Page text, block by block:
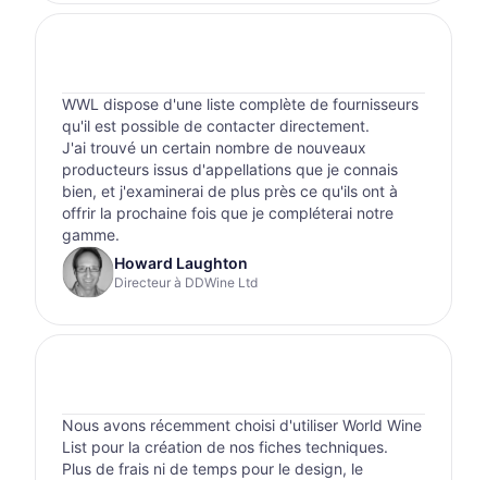
WWL dispose d'une liste complète de fournisseurs
qu'il est possible de contacter directement.
J'ai trouvé un certain nombre de nouveaux
producteurs issus d'appellations que je connais
bien, et j'examinerai de plus près ce qu'ils ont à
offrir la prochaine fois que je compléterai notre
gamme.
Howard Laughton
Directeur à DDWine Ltd
Nous avons récemment choisi d'utiliser World Wine
List pour la création de nos fiches techniques.
Plus de frais ni de temps pour le design, le